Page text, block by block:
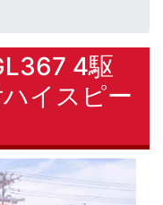
4駆
イスピー